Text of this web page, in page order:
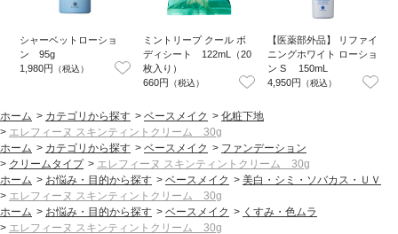
シャーベットローショ
ン 95g
1,980円 （税込）
ミントリープ クール ボ
ディシート 122mL（20
枚入り）
660円
（税込）
【医薬部外品】 リファイ
ニングホワイト ローショ
ン S 150mL
4,950円 （税込）
ホーム > カテゴリから探す > ベースメイク > 化粧下地
> エレフィーヌ スキンティントクリーム 30g
ホーム > カテゴリから探す > ベースメイク > ファンデーション
> クリームタイプ > エレフィーヌ スキンティントクリーム 30g
ホーム > お悩み・目的から探す > ベースメイク > 美白・シミ・ソバカス・ＵＶ
> エレフィーヌ スキンティントクリーム 30g
ホーム > お悩み・目的から探す > ベースメイク > くすみ・色ムラ
> エレフィーヌ スキンティントクリーム 30g